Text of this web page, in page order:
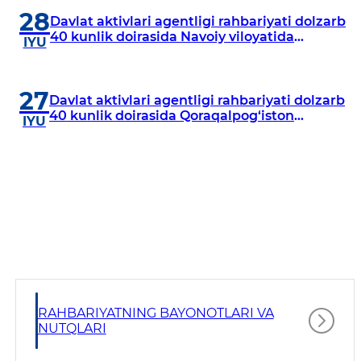
28
IYU
Davlat aktivlari agentligi rahbariyati dolzarb
40 kunlik doirasida Navoiy viloyatida
27
IYU
Davlat aktivlari agentligi rahbariyati dolzarb
40 kunlik doirasida Qoraqalpog‘iston
RAHBARIYATNING BAYONOTLARI VA
NUTQLARI